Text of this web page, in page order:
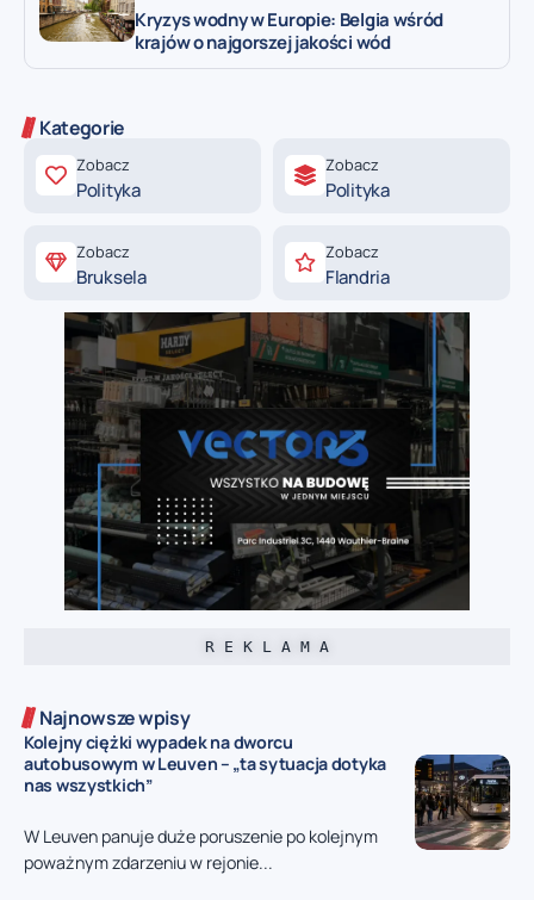
Kryzys wodny w Europie: Belgia wśród
krajów o najgorszej jakości wód
Kategorie
Zobacz
Polityka
Zobacz
Polityka
Zobacz
Bruksela
Zobacz
Flandria
R E K L A M A
Najnowsze wpisy
Kolejny ciężki wypadek na dworcu
autobusowym w Leuven – „ta sytuacja dotyka
nas wszystkich”
W Leuven panuje duże poruszenie po kolejnym
poważnym zdarzeniu w rejonie...